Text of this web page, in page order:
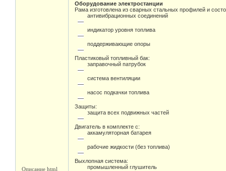
Описание html
Оборудование электростанции
Рама изготовлена из сварных стальных профилей и
антивибрационных соединений
индикатор уровня топлива
поддерживающие опоры
Пластиковый топливный бак:
заправочный патрубок
система вентиляции
насос подкачки топлива
Защиты:
защита всех подвижных частей
Двигатель в комплекте с:
аккамуляторная батарея
рабочие жидкости (без топлива)
Выхлопная система: